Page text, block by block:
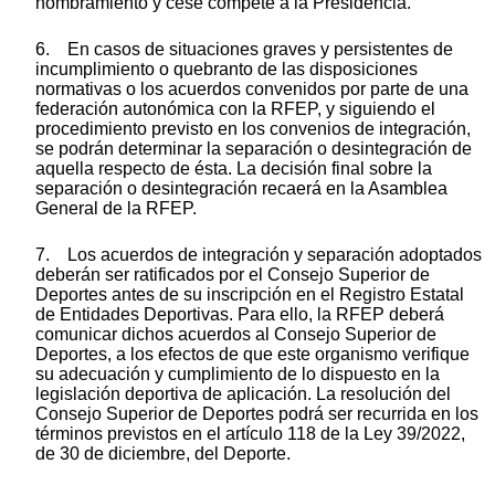
6. En casos de situaciones graves y persistentes de
incumplimiento o quebranto de las disposiciones
normativas o los acuerdos convenidos por parte de una
federación autonómica con la RFEP, y siguiendo el
procedimiento previsto en los convenios de integración,
se podrán determinar la separación o desintegración de
aquella respecto de ésta. La decisión final sobre la
separación o desintegración recaerá en la Asamblea
General de la RFEP.
7. Los acuerdos de integración y separación adoptados
deberán ser ratificados por el Consejo Superior de
Deportes antes de su inscripción en el Registro Estatal
de Entidades Deportivas. Para ello, la RFEP deberá
comunicar dichos acuerdos al Consejo Superior de
Deportes, a los efectos de que este organismo verifique
su adecuación y cumplimiento de lo dispuesto en la
legislación deportiva de aplicación. La resolución del
Consejo Superior de Deportes podrá ser recurrida en los
términos previstos en el artículo 118 de la Ley 39/2022,
de 30 de diciembre, del Deporte.